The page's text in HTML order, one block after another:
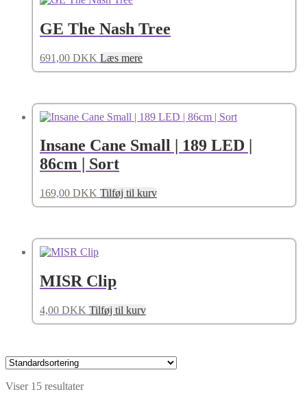
GE The Nash Tree
691,00 DKK Læs mere
Insane Cane Small | 189 LED |
86cm | Sort
169,00 DKK Tilføj til kurv
MISR Clip
4,00 DKK Tilføj til kurv
Viser 15 resultater